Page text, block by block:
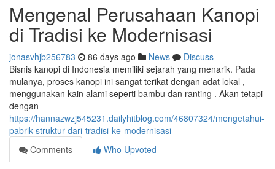
Mengenal Perusahaan Kanopi
di Tradisi ke Modernisasi
jonasvhjb256783 86 days ago News
Discuss
Bisnis kanopi di Indonesia memiliki sejarah yang menarik. Pada
mulanya, proses kanopi ini sangat terikat dengan adat lokal ,
menggunakan kain alami seperti bambu dan ranting . Akan tetapi
dengan
https://hannazwzj545231.dailyhitblog.com/46807324/mengetahui-
pabrik-struktur-dari-tradisi-ke-modernisasi
Comments
Who Upvoted